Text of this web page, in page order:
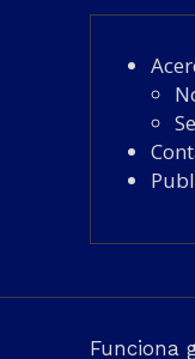
Funciona